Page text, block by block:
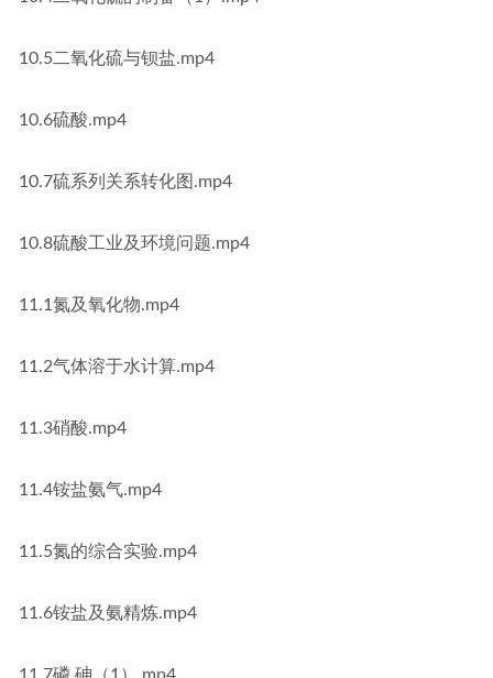
10.5二氧化硫与钡盐.mp4
10.6硫酸.mp4
10.7硫系列关系转化图.mp4
10.8硫酸工业及环境问题.mp4
11.1氮及氧化物.mp4
11.2气体溶于水计算.mp4
11.3硝酸.mp4
11.4铵盐氨气.mp4
11.5氮的综合实验.mp4
11.6铵盐及氨精炼.mp4